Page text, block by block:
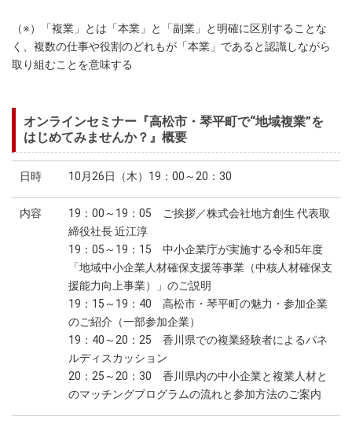
（※）「複業」とは「本業」と「副業」と明確に区別することな
く、複数の仕事や役割のどれもが「本業」であると認識しながら
取り組むことを意味する
オンラインセミナー『高松市・琴平町で“地域複業”を
はじめてみませんか？』概要
日時 10月26日（木）19：00～20：30
内容
19：00～19：05 ご挨拶／株式会社地方創生 代表取
締役社長 近江淳
19：05～19：15 中小企業庁が実施する令和5年度
「地域中小企業人材確保支援等事業（中核人材確保支
援能力向上事業）」のご説明
19：15～19：40 高松市・琴平町の魅力・参加企業
のご紹介（一部参加企業）
19：40～20：25 香川県での複業経験者によるパネ
ルディスカッション
20：25～20：30 香川県内の中小企業と複業人材と
のマッチングプログラムの流れと参加方法のご案内